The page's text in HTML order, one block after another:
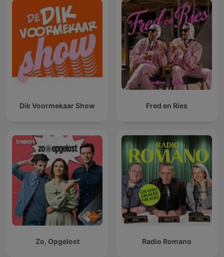
Dik Voormekaar Show Fred en Ries
Zo, Opgelost Radio Romano